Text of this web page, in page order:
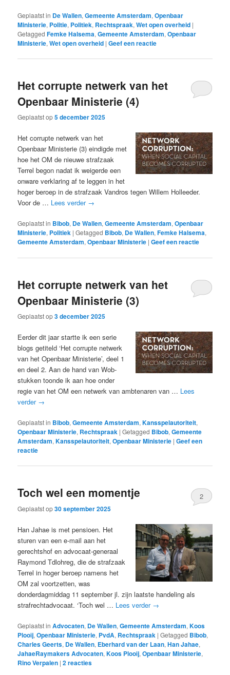
Geplaatst in De Wallen,Gemeente Amsterdam,Openbaar
Ministerie, Politie, Politiek, Rechtspraak,Wet open overheid |
Getagged Femke Halsema,Gemeente Amsterdam,Openbaar
Ministerie,Wet open overheid |Geef een reactie
Het corrupte netwerk van het
Openbaar Ministerie (4)
Geplaatst op5 december 2025
Het corrupte netwerk van het
Openbaar Ministerie (3) eindigde met
hoe het OM de nieuwe strafzaak
Terrel begon nadat ik weigerde een
onware verklaring af te leggen in het
hoger beroep in de strafzaak Vandros tegen Willem Holleeder.
Voor de … Lees verder →
Geplaatst in Bibob, De Wallen,Gemeente Amsterdam,Openbaar
Ministerie, Politiek |Getagged Bibob, De Wallen,Femke Halsema,
Gemeente Amsterdam,Openbaar Ministerie |Geef een reactie
Het corrupte netwerk van het
Openbaar Ministerie (3)
Geplaatst op3 december 2025
Eerder dit jaar startte ik een serie
blogs getiteld ‘Het corrupte netwerk
van het Openbaar Ministerie’, deel 1
en deel 2. Aan de hand van Wob-
stukken toonde ik aan hoe onder
regie van het OM een netwerk van ambtenaren van … Lees
verder →
Geplaatst in Bibob,Gemeente Amsterdam,Kansspelautoriteit,
Openbaar Ministerie, Rechtspraak |Getagged Bibob,Gemeente
Amsterdam,Kansspelautoriteit,Openbaar Ministerie |Geef een
reactie
Toch wel een momentje
Geplaatst op30 september 2025
2
Han Jahae is met pensioen. Het
sturen van een e-mail aan het
gerechtshof en advocaat-generaal
Raymond Tdlohreg, die de strafzaak
Terrel in hoger beroep namens het
OM zal voortzetten, was
donderdagmiddag 11 september jl. zijn laatste handeling als
strafrechtadvocaat. ‘Toch wel … Lees verder →
Geplaatst in Advocaten, De Wallen,Gemeente Amsterdam,Koos
Plooij,Openbaar Ministerie, PvdA, Rechtspraak |Getagged Bibob,
Charles Geerts, De Wallen, Eberhard van der Laan,Han Jahae,
JahaeRaymakers Advocaten,Koos Plooij,Openbaar Ministerie,
Rino Verpalen |2reacties